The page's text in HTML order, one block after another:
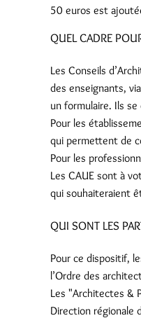
50 euros est
QUEL CADRE
Les Conseils
des enseignants,
un formulaire. Ils
Pour les
qui permettent de
Pour les
Les CAUE sont à
qui souhaiteraient
QUI SONT LES
Pour ce dispositif,
l’Ordre des
Les "Architectes &
Direction régionale